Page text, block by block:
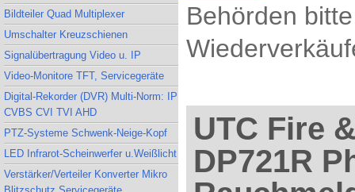
Bildteiler Quad Multiplexer
Umschalter Kreuzschienen
Signalübertragung Video u. IP
Video-Monitore TFT, Servicegeräte
Digital-Rekorder (DVR) Multi-Norm: IP
CVBS CVI TVI AHD
PTZ-Systeme Schwenk-Neige-Kopf
LED Infrarot-Scheinwerfer u.Weißlicht
Verstärker/Verteiler Konverter Mikro
Behörden
UTC Fire
DP721R